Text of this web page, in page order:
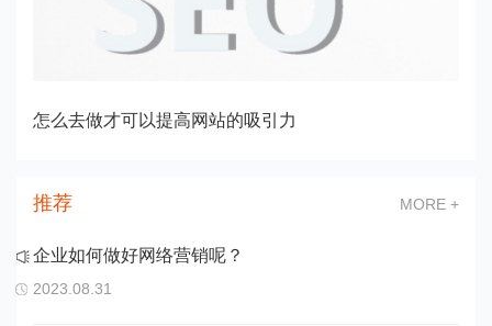
怎么去做才可以提高网站的吸引力
推荐 MORE +
企业如何做好网络营销呢？
2023.08.31